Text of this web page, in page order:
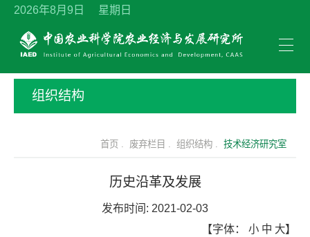
2026年8月9日 星期日
组织结构
首页 . 废弃栏目 . 组织结构 . 技术经济研究室
历史沿革及发展
发布时间: 2021-02-03
【字体： 小 中 大】